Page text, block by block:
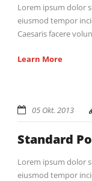
Lorem ipsum dolor
eiusmod tempor
Caesaris facere
Learn More
05 Okt. 2013
Standard
Lorem ipsum dolor
eiusmod tempor